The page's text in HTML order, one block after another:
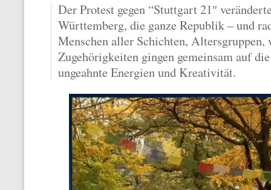
Der Protest gegen “Stuttgart 21″
Württemberg, die ganze Republik – und
Menschen aller Schichten, Altersgruppen,
Zugehörigkeiten gingen gemeinsam auf
ungeahnte Energien und Kreativität.